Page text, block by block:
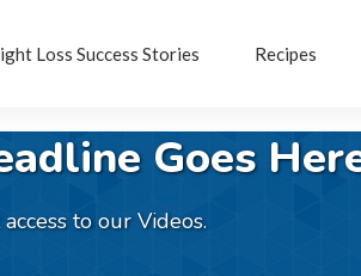
Loss Success Stories Recipes
Goes
to our Videos.